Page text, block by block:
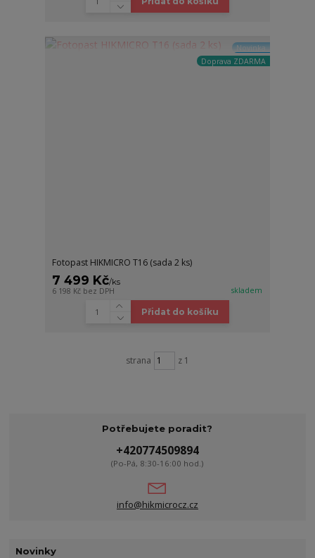
Novinka
Doprava ZDARMA
Fotopast HIKMICRO T16 (sada 2 ks)
7 499 Kč/ks
6 198 Kč bez DPH skladem
Přidat do košíku
strana z 1
Potřebujete poradit?
+420774509894
(Po-Pá, 8:30-16:00 hod.)
info@hikmicrocz.cz
Novinky